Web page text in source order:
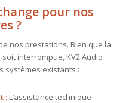
pour nos
?
nos prestations. Bien que la
interrompue, KV2 Audio
systèmes existants :
:L’assistance technique